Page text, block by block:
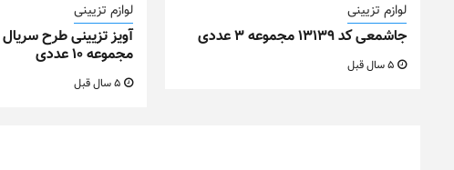
لوازم تزیینی
جاشمعی کد ۱۳۱۳۹ مجموعه ۳ عددی
لوازم تزیینی
مجموعه ۱۰ عددی
5 سال قبل